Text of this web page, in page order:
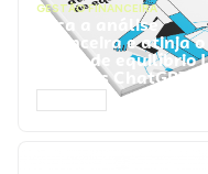
GESTÃO FINANCEIRA
Faça a análise
financeira e atinja o
ponto de equilíbrio |
Prompts ChatGPT